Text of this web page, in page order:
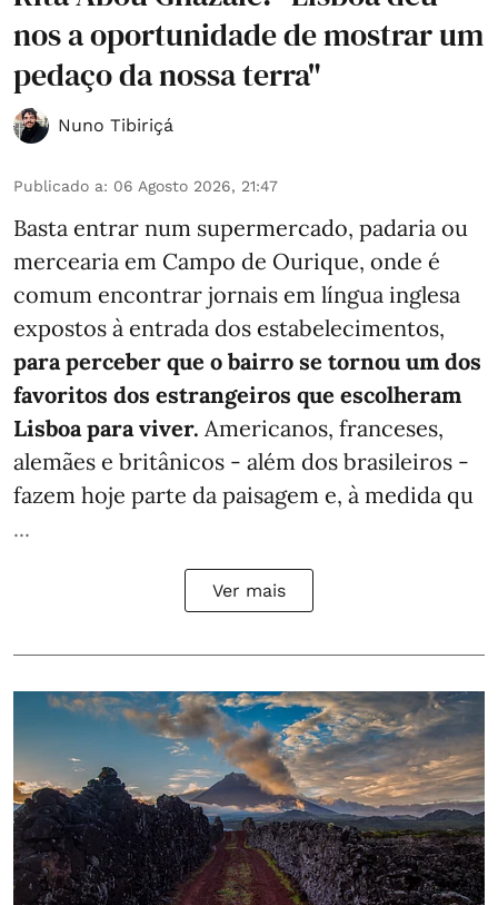
nos a oportunidade de mostrar um
pedaço da nossa terra"
Nuno Tibiriçá
Publicado a: 06 Agosto 2026, 21:47
Basta entrar num supermercado, padaria ou
mercearia em Campo de Ourique, onde é
comum encontrar jornais em língua inglesa
expostos à entrada dos estabelecimentos,
para perceber que o bairro se tornou um dos
favoritos dos estrangeiros que escolheram
Lisboa para viver. Americanos, franceses,
alemães e britânicos - além dos brasileiros -
fazem hoje parte da paisagem e, à medida qu
...
Ver mais